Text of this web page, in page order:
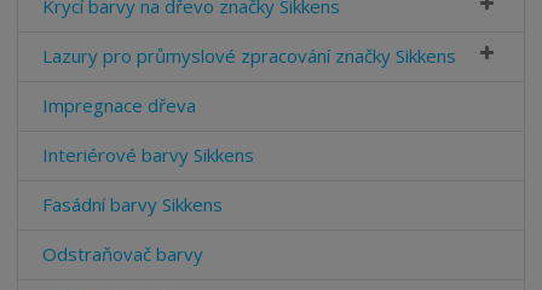
Krycí barvy na dřevo značky Sikkens
Lazury pro průmyslové zpracování značky Sikkens
Impregnace dřeva
Interiérové barvy Sikkens
Fasádní barvy Sikkens
Odstraňovač barvy